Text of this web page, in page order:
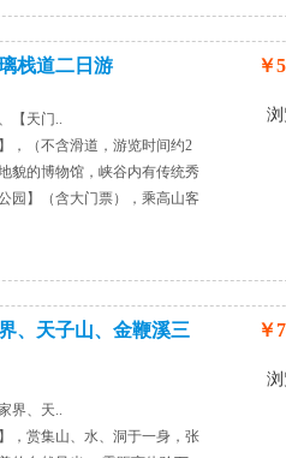
栈道二日游
【天门..
，（不含滑道，游览时间约2
貌的博物馆，峡谷内有传统秀
园】（含大门票），乘高山客
￥
浏
、天子山、金鞭溪三
界、天..
，赏集山、水、洞于一身，张
￥
浏